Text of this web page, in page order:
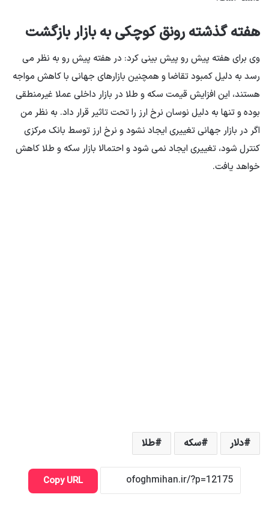
هفته گذشته رونق کوچکی به بازار بازگشت
وی برای هفته پیش رو پیش بینی کرد: در هفته پیش رو به نظر می
رسد به دلیل کمبود تقاضا و همچنین بازارهای جهانی با کاهش مواجه
هستند، این افزایش قیمت سکه و طلا در بازار داخلی عملا غیرمنطقی
بوده و تنها به دلیل نوسان نرخ ارز را تحت تاثیر قرار داد. به نظر من
اگر در بازار جهانی تغییری ایجاد نشود و نرخ ارز توسط بانک مرکزی
کنترل شود، تغییری ایجاد نمی شود و احتمالا بازار سکه و طلا کاهش
خواهد یافت.
دلار سکه طلا
Copy URL